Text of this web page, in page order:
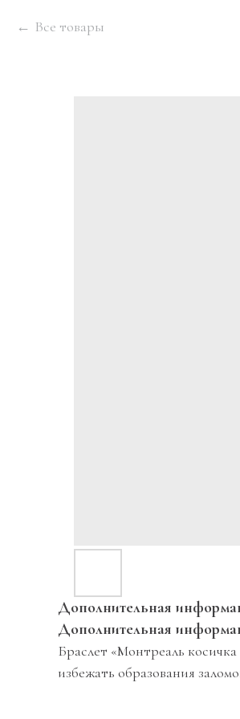
Все товары
Дополнительная
Дополнительная
Браслет «Монтреаль
избежать образования